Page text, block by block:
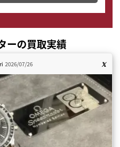
ーの買取実績
2026/07/26